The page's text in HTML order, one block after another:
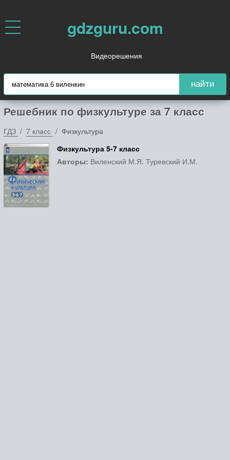
gdzguru.com
Видеорешения
найти
Решебник по физкультуре за 7 класс
ГДЗ 7 класс
Физкультура
Физкультура 5-7 класс
Авторы: Виленский М.Я. Туревский И.М.